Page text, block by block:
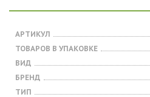
АРТИКУЛ
ТОВАРОВ В УПАКОВКЕ
ВИД
БРЕНД
ТИП